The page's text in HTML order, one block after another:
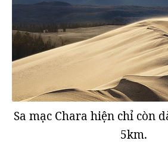
Sa mạc Chara hiện chỉ còn
5km.